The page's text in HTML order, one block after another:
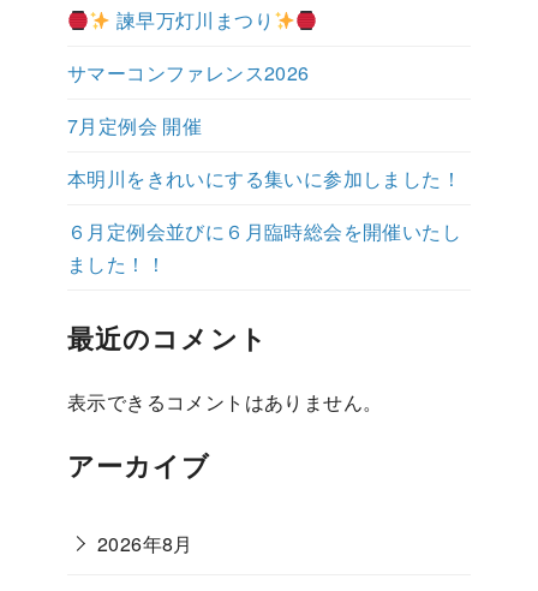
諫早万灯川まつり
サマーコンファレンス2026
7月定例会 開催
本明川をきれいにする集いに参加しました！
６月定例会並びに６月臨時総会を開催いたし
ました！！
最近のコメント
表示できるコメントはありません。
アーカイブ
2026年8月